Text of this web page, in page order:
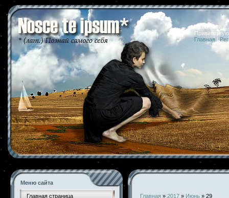
08.08.2026
Главная |
Меню сайта
Главная страница Главная » 2017 » Июнь » 29